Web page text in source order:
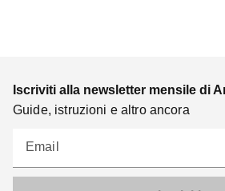
Iscriviti alla newsletter mensile di
Guide, istruzioni e altro ancora
Email